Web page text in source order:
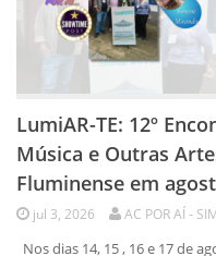
LumiAR-TE: 12º
Música e Outras
Fluminense em
jul 3, 2026 AC POR AÍ -
Nos dias 14, 15 , 16 e 17 de